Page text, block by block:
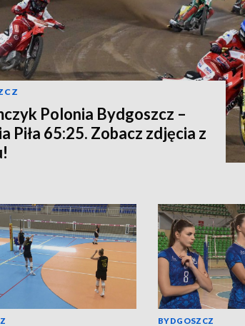
Polonia Bydgoszcz –
Piła 65:25. Zobacz zdjęcia z
BYDGOSZCZ